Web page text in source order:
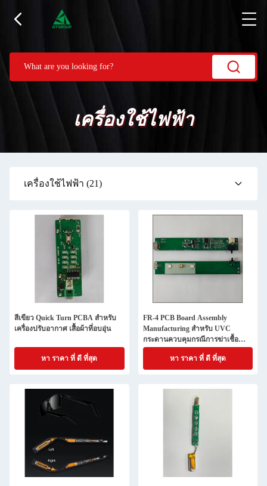
เครื่องใช้ไฟฟ้า
เครื่องใช้ไฟฟ้า (21)
สีเขียว Quick Turn PCBA สําหรับ
เครื่องปรับอากาศ เสื้อผ้าที่อบอุ่น
หา ราคา ที่ ดี ที่สุด
FR-4 PCB Board Assembly
Manufacturing สําหรับ UVC
กระดานควบคุมกรณีการฆ่าเชื้อ
แปรงสีฟัน
หา ราคา ที่ ดี ที่สุด